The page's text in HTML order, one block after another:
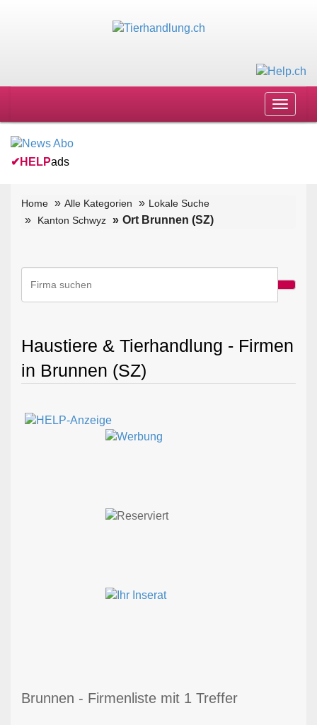
Toggle
✔ HELPads
Home Alle Kategorien
Lokale Suche
Kanton Schwyz
Ort Brunnen (SZ)
Haustiere & Tierhandlung - Firmen
in Brunnen (SZ)
Brunnen - Firmenliste mit 1 Treffer